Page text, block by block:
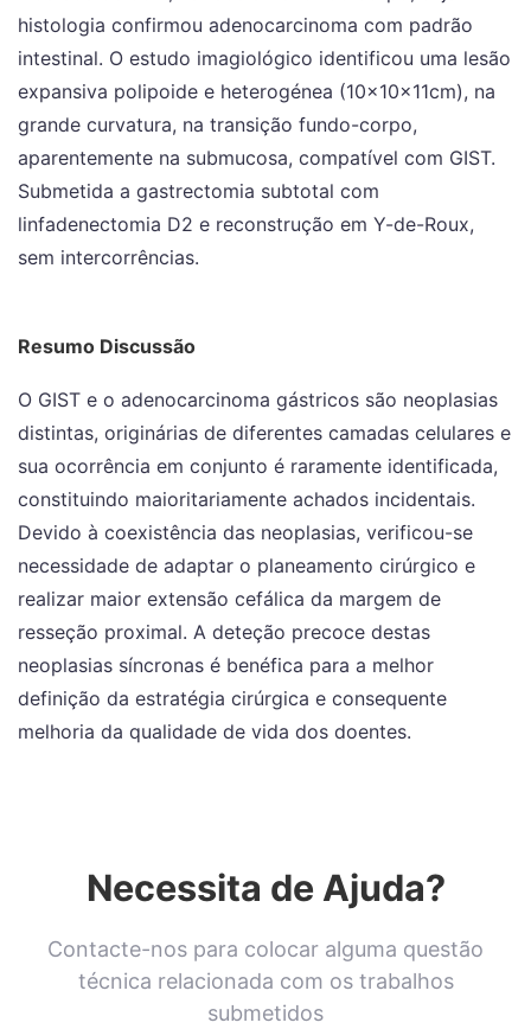
histologia confirmou adenocarcinoma com padrão
intestinal. O estudo imagiológico identificou uma lesão
expansiva polipoide e heterogénea (10x10x11cm), na
grande curvatura, na transição fundo-corpo,
aparentemente na submucosa, compatível com GIST.
Submetida a gastrectomia subtotal com
linfadenectomia D2 e reconstrução em Y-de-Roux,
sem intercorrências.
Resumo Discussão
O GIST e o adenocarcinoma gástricos são neoplasias
distintas, originárias de diferentes camadas celulares e
sua ocorrência em conjunto é raramente identificada,
constituindo maioritariamente achados incidentais.
Devido à coexistência das neoplasias, verificou-se
necessidade de adaptar o planeamento cirúrgico e
realizar maior extensão cefálica da margem de
resseção proximal. A deteção precoce destas
neoplasias síncronas é benéfica para a melhor
definição da estratégia cirúrgica e consequente
melhoria da qualidade de vida dos doentes.
Necessita de Ajuda?
Contacte-nos para colocar alguma questão
técnica relacionada com os trabalhos
submetidos